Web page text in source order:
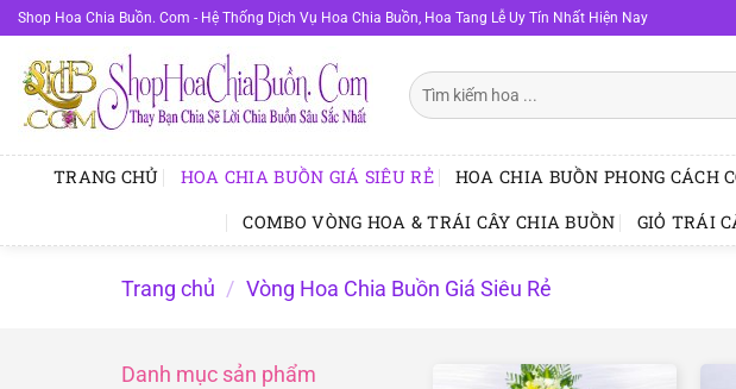
Bỏ
qua
nội
dung
Shop Hoa Chia Buồn. Com - Hệ Thống Dịch Vụ Hoa Chia Buồn, Hoa Tang Lễ Uy Tín Nhất Hiện Nay
Tìm
kiếm:
TRANG CHỦ HOA CHIA BUỒN GIÁ SIÊU RẺ HOA CHIA BUỒN PHONG CÁCH
COMBO VÒNG HOA & TRÁI CÂY CHIA BUỒN
GIỎ TRÁI
Trang chủ / Vòng Hoa Chia Buồn Giá Siêu Rẻ
Danh mục sản phẩm